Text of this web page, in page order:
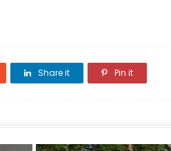
Share it Pin it